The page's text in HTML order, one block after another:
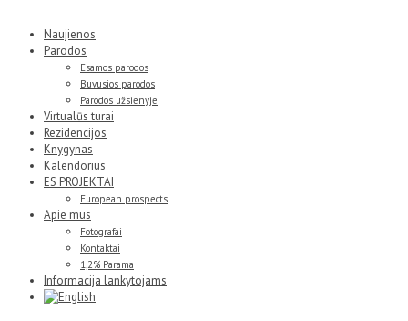
Naujienos
Parodos
Esamos parodos
Buvusios parodos
Parodos užsienyje
Virtualūs turai
Rezidencijos
Knygynas
Kalendorius
ES PROJEKTAI
European prospects
Apie mus
Fotografai
Kontaktai
1,2% Parama
Informacija lankytojams